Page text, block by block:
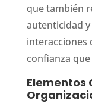
que también
autenticidad
interacciones
confianza
Elementos